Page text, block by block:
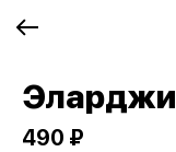
Эларджи
490 ₽